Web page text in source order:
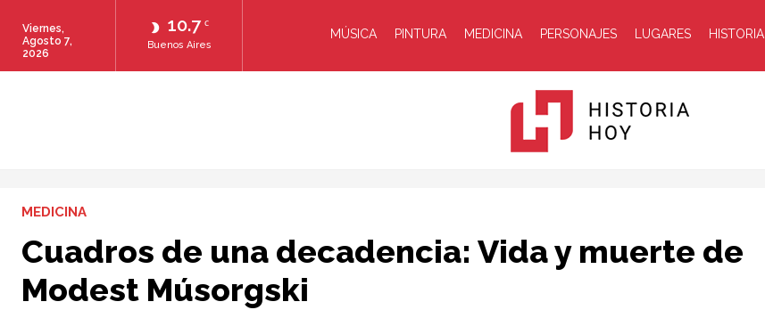
10.7 C
Buenos Aires
Viernes,
Agosto 7,
2026
MÚSICA PINTURA MEDICINA PERSONAJES LUGARES HISTORIA
MEDICINA
Cuadros de una decadencia: Vida y muerte de
Modest Músorgski